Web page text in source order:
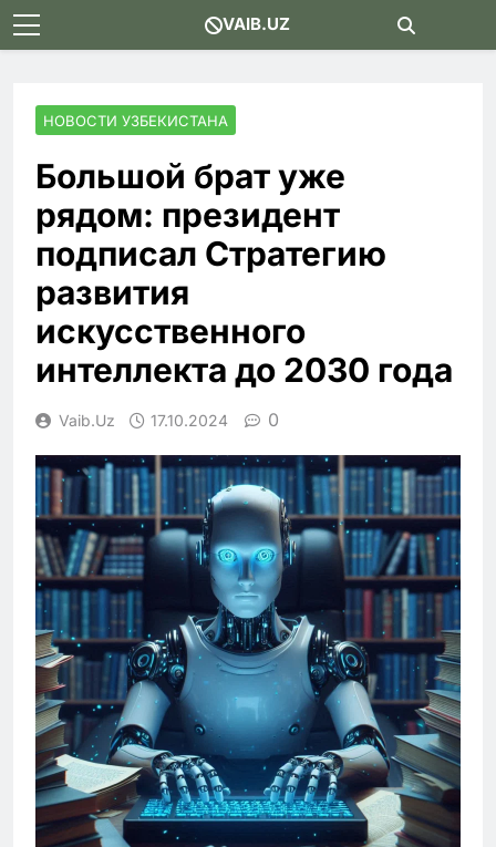
Skip
to
VAIB.UZ
НОВОСТИ УЗБЕКИСТАНА
Большой брат уже
рядом: президент
подписал Стратегию
развития
искусственного
интеллекта до 2030 года
Vaib.uz 17.10.2024 0